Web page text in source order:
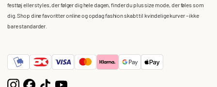
festtøj eller styles, der følger dig hele dagen, finder du plus size mode, der føles som
dig. Shop dine favoritter online og opdag fashion skabt til kvindelige kurver – ikke
bare standarder.